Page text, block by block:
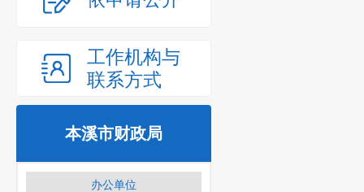
工作机构与
联系方式
本溪市财政局
办公单位